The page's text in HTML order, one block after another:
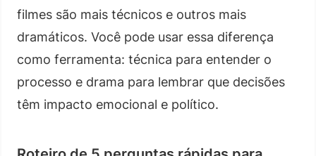
filmes são mais técnicos e outros mais
dramáticos. Você pode usar essa diferença
como ferramenta: técnica para entender o
processo e drama para lembrar que decisões
têm impacto emocional e político.